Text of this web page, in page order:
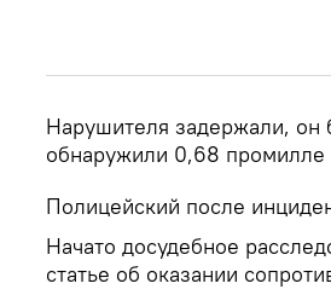
Нарушителя задержали, он
обнаружили 0,68 промилле
Полицейский после
Начато досудебное
статье об оказании